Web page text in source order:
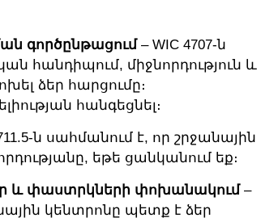
գործընթացում– WIC 4707-ն
հանդիպում, միջնորդություն և
ձեր հարցումը։
հանգեցնել։
ն սահմանում է, որ շրջանային
եթե ցանկանում եք։
և փաստրկների փոխանակում–
կենտրոնը պետք է ձեր